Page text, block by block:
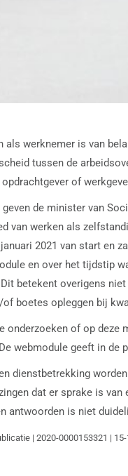
werknemer is van
tussen de
of
de minister van
van werken als
2021 van start en
en over het tijdstip
betekent overigens
boetes opleggen bij
of op
webmodule geeft in
dienstbetrekking
dat er sprake is van
antwoorden is niet
| 2020-0000153321 |